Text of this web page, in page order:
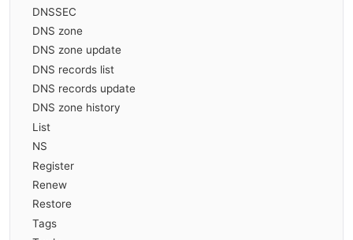
DNSSEC
DNS zone
DNS zone update
DNS records list
DNS records update
DNS zone history
List
NS
Register
Renew
Restore
Tags